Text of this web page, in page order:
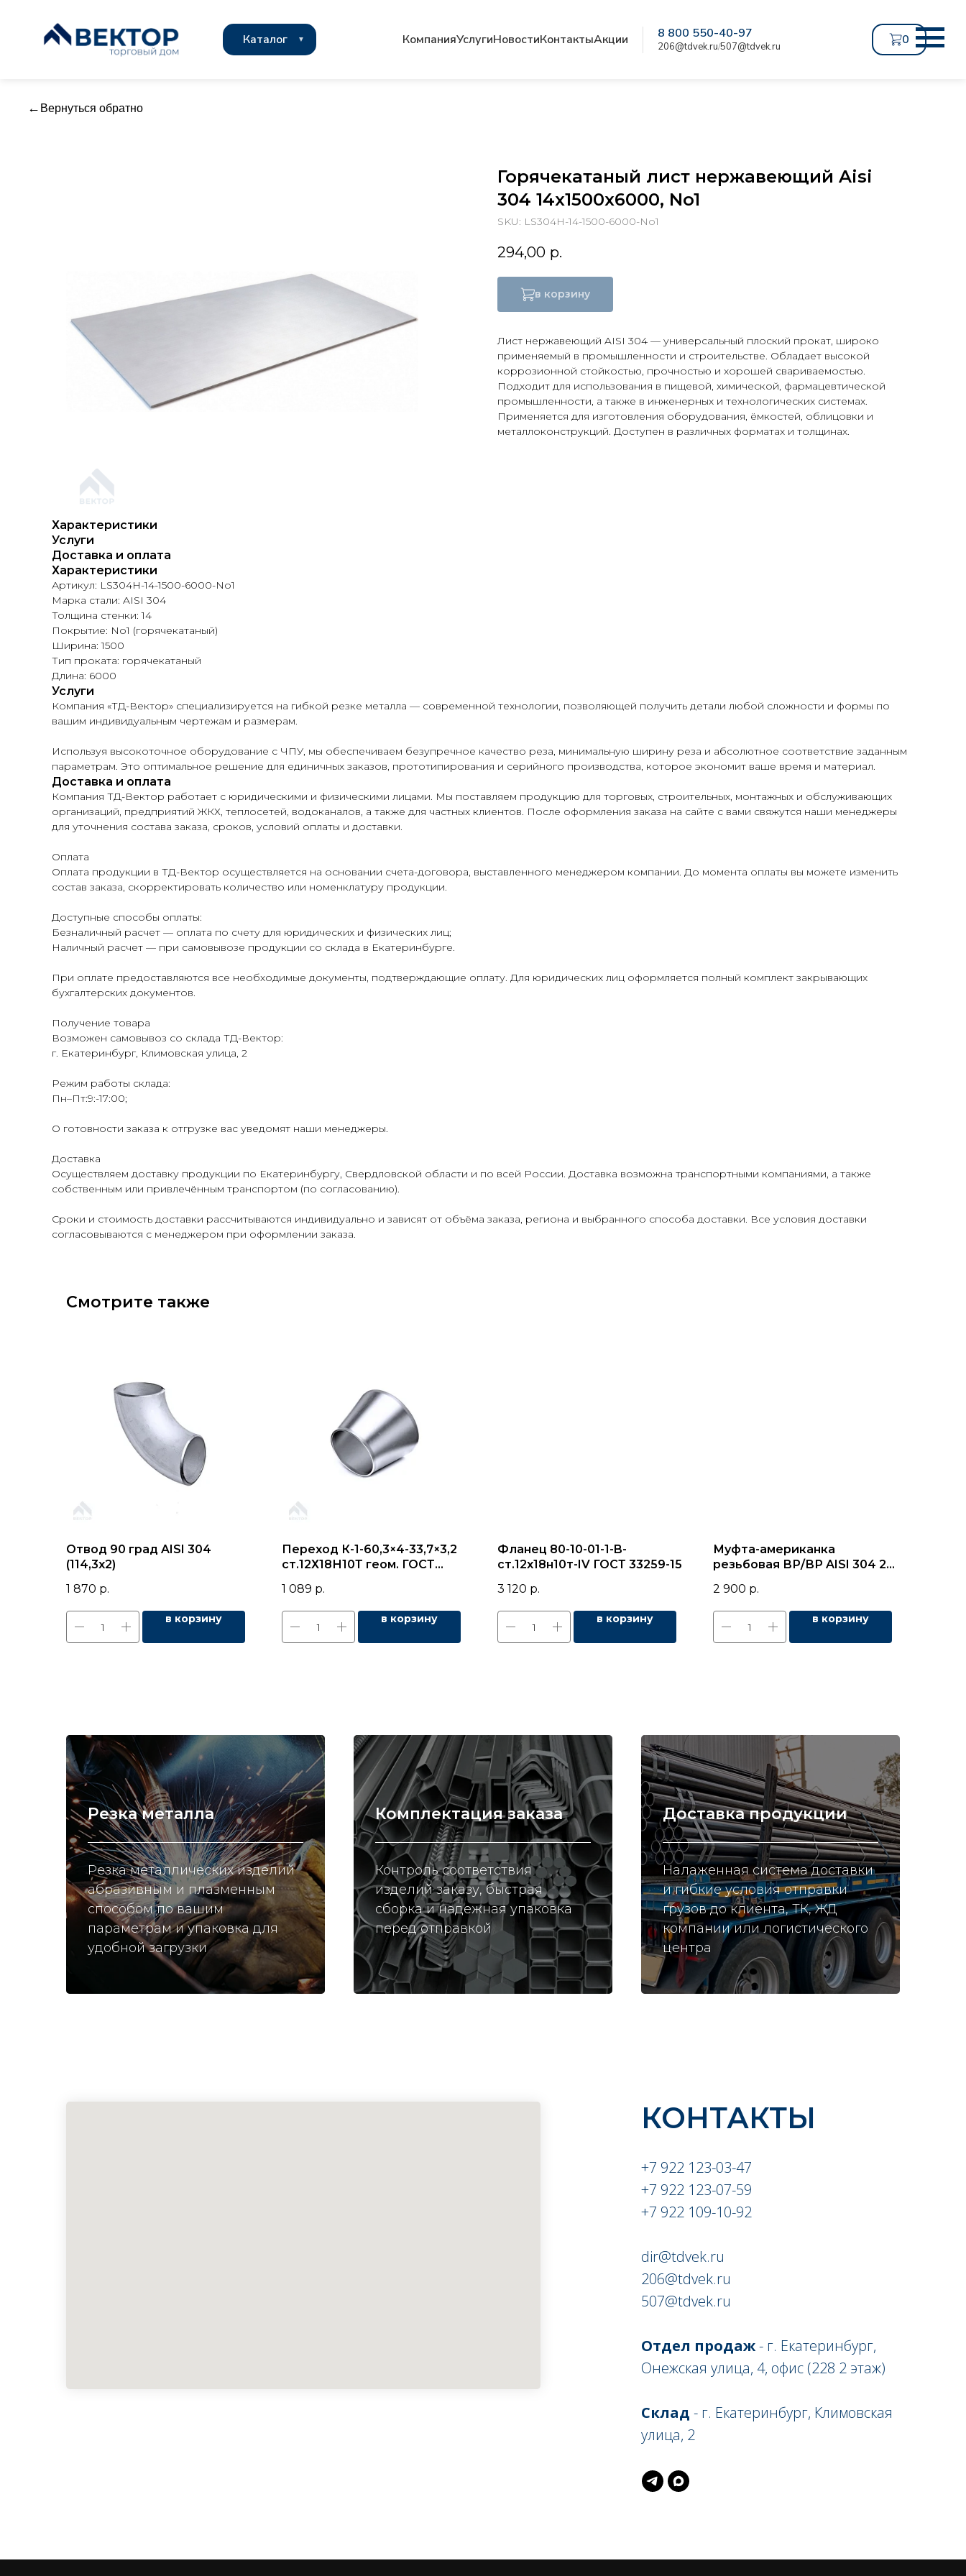
Каталог КомпанияУслугиНовостиКонтактыАкции 8 800 550-40-97
206@tdvek.ru/507@tdvek.ru 0
Вернуться обратно
Горячекатаный лист нержавеющий Aisi
304 14х1500х6000, No1
SKU: LS304H-14-1500-6000-No1
294,00 р.
в корзину
Лист нержавеющий AISI 304 — универсальный плоский прокат, широко
применяемый в промышленности и строительстве. Обладает высокой
коррозионной стойкостью, прочностью и хорошей свариваемостью.
Подходит для использования в пищевой, химической, фармацевтической
промышленности, а также в инженерных и технологических системах.
Применяется для изготовления оборудования, ёмкостей, облицовки и
металлоконструкций. Доступен в различных форматах и толщинах.
Характеристики
Услуги
Доставка и оплата
Характеристики
Артикул: LS304H-14-1500-6000-No1
Марка стали: AISI 304
Толщина стенки: 14
Покрытие: No1 (горячекатаный)
Ширина: 1500
Тип проката: горячекатаный
Длина: 6000
Услуги
Компания «ТД-Вектор» специализируется на гибкой резке металла — современной технологии, позволяющей получить детали любой сложности и формы по
вашим индивидуальным чертежам и размерам.
Используя высокоточное оборудование с ЧПУ, мы обеспечиваем безупречное качество реза, минимальную ширину реза и абсолютное соответствие заданным
параметрам. Это оптимальное решение для единичных заказов, прототипирования и серийного производства, которое экономит ваше время и материал.
Доставка и оплата
Компания ТД-Вектор работает с юридическими и физическими лицами. Мы поставляем продукцию для торговых, строительных, монтажных и обслуживающих
организаций, предприятий ЖКХ, теплосетей, водоканалов, а также для частных клиентов. После оформления заказа на сайте с вами свяжутся наши менеджеры
для уточнения состава заказа, сроков, условий оплаты и доставки.
Оплата
Оплата продукции в ТД-Вектор осуществляется на основании счета-договора, выставленного менеджером компании. До момента оплаты вы можете изменить
состав заказа, скорректировать количество или номенклатуру продукции.
Доступные способы оплаты:
Безналичный расчет — оплата по счету для юридических и физических лиц;
Наличный расчет — при самовывозе продукции со склада в Екатеринбурге.
При оплате предоставляются все необходимые документы, подтверждающие оплату. Для юридических лиц оформляется полный комплект закрывающих
бухгалтерских документов.
Получение товара
Возможен самовывоз со склада ТД-Вектор:
г. Екатеринбург, Климовская улица, 2
Режим работы склада:
Пн–Пт:9:-17:00;
О готовности заказа к отгрузке вас уведомят наши менеджеры.
Доставка
Осуществляем доставку продукции по Екатеринбургу, Свердловской области и по всей России. Доставка возможна транспортными компаниями, а также
собственным или привлечённым транспортом (по согласованию).
Сроки и стоимость доставки рассчитываются индивидуально и зависят от объёма заказа, региона и выбранного способа доставки. Все условия доставки
согласовываются с менеджером при оформлении заказа.
Смотрите также
Отвод 90 град AISI 304
(114,3х2)
1 870 р.
в корзину
Переход К-1-60,3×4-33,7×3,2
ст.12Х18Н10Т геом. ГОСТ
1 089 р.
в корзину
Фланец 80-10-01-1-B-
ст.12х18н10т-IV ГОСТ 33259-15
3 120 р.
в корзину
Муфта-американка
резьбовая ВР/ВР AISI 304 2
2 900 р.
в корзину
Резка металла
Резка металлических изделий
абразивным и плазменным
способом по вашим
параметрам и упаковка для
удобной загрузки
Комплектация заказа
Контроль соответствия
изделий заказу, быстрая
сборка и надежная упаковка
перед отправкой
Доставка продукции
Налаженная система доставки
и гибкие условия отправки
грузов до клиента, ТК, ЖД
компании или логистического
центра
КОНТАКТЫ
+7 922 123-03-47
+7 922 123-07-59
+7 922 109-10-92
dir@tdvek.ru
206@tdvek.ru
507@tdvek.ru
Отдел продаж- г. Екатеринбург,
Онежская улица, 4, офис (228 2 этаж)
Склад - г. Екатеринбург, Климовская
улица, 2